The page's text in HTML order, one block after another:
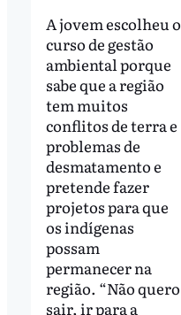
A jovem escolheu o
curso de gestão
ambiental porque
sabe que a região
tem muitos
conflitos de terra e
problemas de
desmatamento e
pretende fazer
projetos para que
os indígenas
possam
permanecer na
região. “Não quero
sair, ir para a